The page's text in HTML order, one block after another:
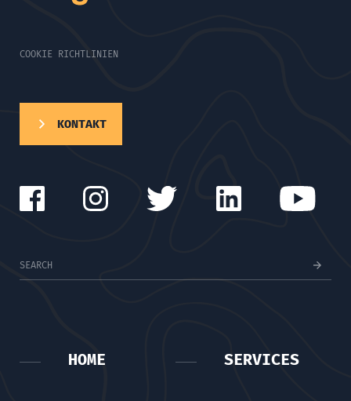
COOKIE RICHTLINIEN
KONTAKT
HOME SERVICES